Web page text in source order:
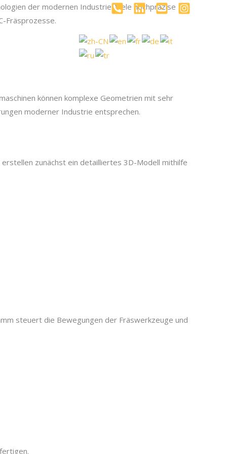
der modernen Industrie. Viele hochpräzise
Fräsprozesse.
können komplexe Geometrien mit sehr
moderner Industrie entsprechen.
erstellen zunächst ein detailliertes 3D-Modell mithilfe
steuert die Bewegungen der Fräswerkzeuge und